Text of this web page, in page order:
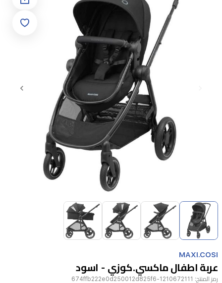
Item
1
4
MAXI.COSI
عربة اطفال ماكسي.كوزي - اسود
رمز المنتج: 1210672111-674ffb222e0d250012d825f6